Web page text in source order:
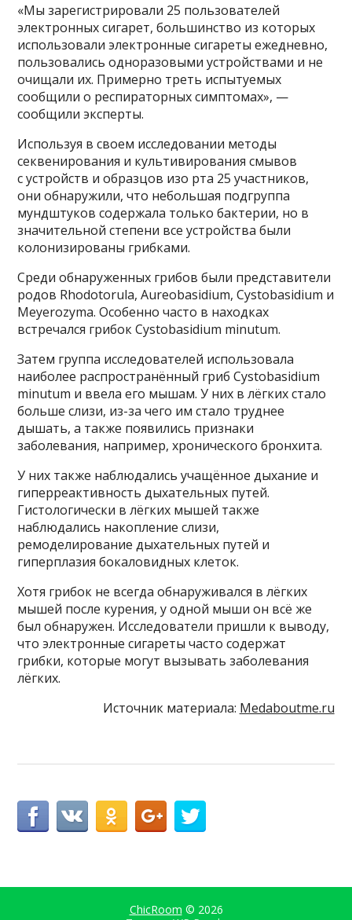
«Мы зарегистрировали 25 пользователей
электронных сигарет, большинство из которых
использовали электронные сигареты ежедневно,
пользовались одноразовыми устройствами и не
очищали их. Примерно треть испытуемых
сообщили о респираторных симптомах», —
сообщили эксперты.
Используя в своем исследовании методы
секвенирования и культивирования смывов
с устройств и образцов изо рта 25 участников,
они обнаружили, что небольшая подгруппа
мундштуков содержала только бактерии, но в
значительной степени все устройства были
колонизированы грибками.
Среди обнаруженных грибов были представители
родов Rhodotorula, Aureobasidium, Cystobasidium и
Meyerozyma. Особенно часто в находках
встречался грибок Cystobasidium minutum.
Затем группа исследователей использовала
наиболее распространённый гриб Cystobasidium
minutum и ввела его мышам. У них в лёгких стало
больше слизи, из-за чего им стало труднее
дышать, а также появились признаки
заболевания, например, хронического бронхита.
У них также наблюдались учащённое дыхание и
гиперреактивность дыхательных путей.
Гистологически в лёгких мышей также
наблюдались накопление слизи,
ремоделирование дыхательных путей и
гиперплазия бокаловидных клеток.
Хотя грибок не всегда обнаруживался в лёгких
мышей после курения, у одной мыши он всё же
был обнаружен. Исследователи пришли к выводу,
что электронные сигареты часто содержат
грибки, которые могут вызывать заболевания
лёгких.
Источник материала: Medaboutme.ru
ChicRoom © 2026